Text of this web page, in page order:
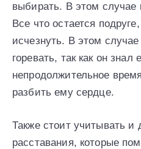
выбирать. В этом случае
Все что остается
исчезнуть. В этом
горевать, так как он знал
непродолжительное
разбить ему сердце.
Также стоит учитывать
расставания, которые